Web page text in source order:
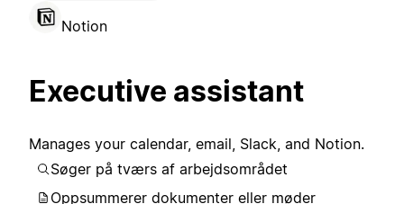
Notion
Executive assistant
Manages your calendar, email, Slack, and Notion.
Søger på tværs af arbejdsområdet
Oppsummerer dokumenter eller møder